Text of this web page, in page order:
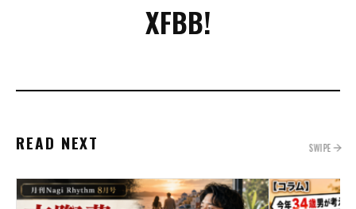
XFBB!
READ NEXT SWIPE